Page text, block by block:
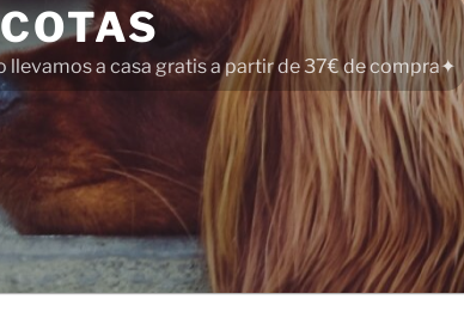
llevamos a casa gratis a partir de 37€ de compra✦